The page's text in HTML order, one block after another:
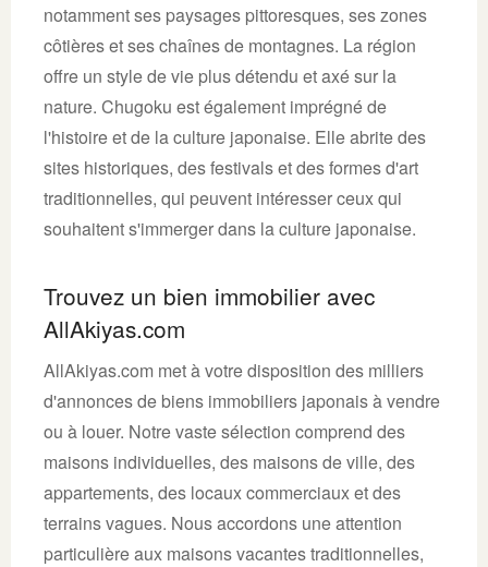
notamment ses paysages pittoresques, ses zones
côtières et ses chaînes de montagnes. La région
offre un style de vie plus détendu et axé sur la
nature. Chugoku est également imprégné de
l'histoire et de la culture japonaise. Elle abrite des
sites historiques, des festivals et des formes d'art
traditionnelles, qui peuvent intéresser ceux qui
souhaitent s'immerger dans la culture japonaise.
Trouvez un bien immobilier avec
AllAkiyas.com
AllAkiyas.com met à votre disposition des milliers
d'annonces de biens immobiliers japonais à vendre
ou à louer. Notre vaste sélection comprend des
maisons individuelles, des maisons de ville, des
appartements, des locaux commerciaux et des
terrains vagues. Nous accordons une attention
particulière aux maisons vacantes traditionnelles,